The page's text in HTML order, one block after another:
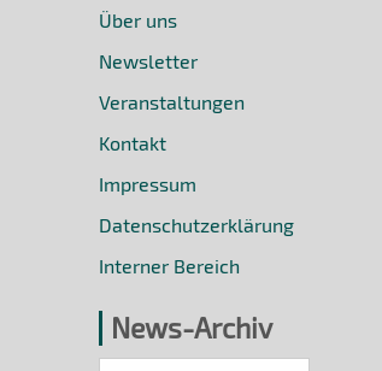
Über uns
Newsletter
Veranstaltungen
Kontakt
Impressum
Datenschutzerklärung
Interner Bereich
News-Archiv